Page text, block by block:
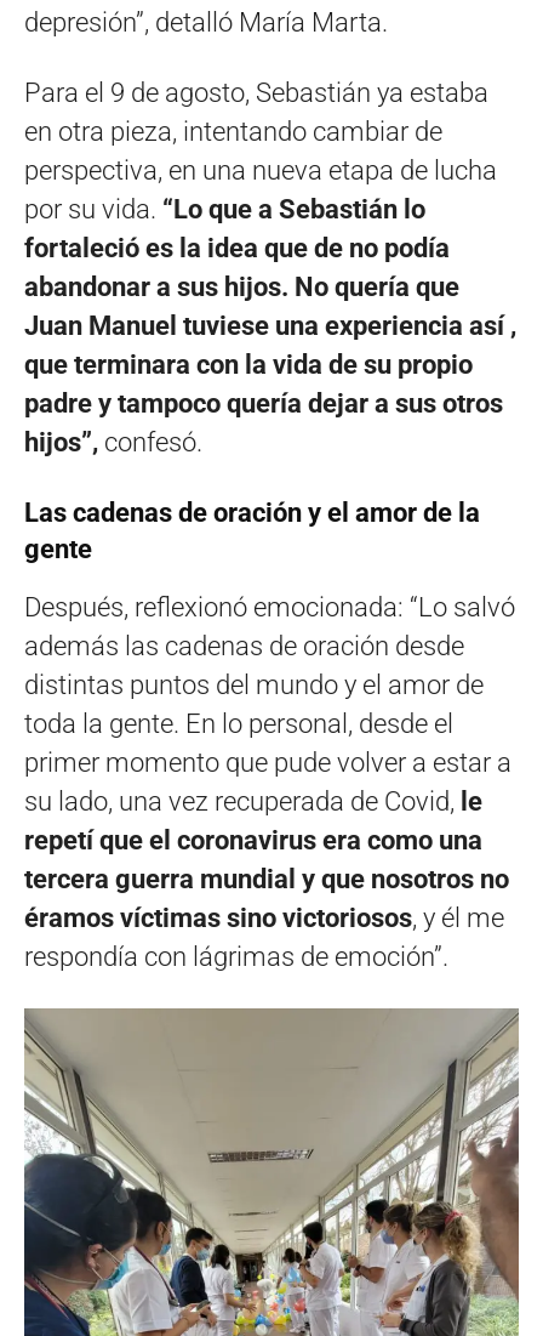
depresión”, detalló María Marta.
Para el 9 de agosto, Sebastián ya estaba
en otra pieza, intentando cambiar de
perspectiva, en una nueva etapa de lucha
por su vida. “Lo que a Sebastián lo
fortaleció es la idea que de no podía
abandonar a sus hijos. No quería que
Juan Manuel tuviese una experiencia así ,
que terminara con la vida de su propio
padre y tampoco quería dejar a sus otros
hijos”, confesó.
Las cadenas de oración y el amor de la
gente
Después, reflexionó emocionada: “Lo salvó
además las cadenas de oración desde
distintas puntos del mundo y el amor de
toda la gente. En lo personal, desde el
primer momento que pude volver a estar a
su lado, una vez recuperada de Covid, le
repetí que el coronavirus era como una
tercera guerra mundial y que nosotros no
éramos víctimas sino victoriosos, y él me
respondía con lágrimas de emoción”.